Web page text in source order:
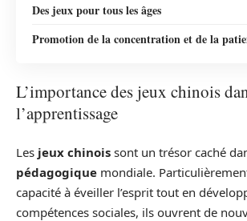
Des jeux pour tous les âges
Promotion de la concentration et de la
L’importance des jeux chinois
l’apprentissage
Les jeux chinois sont un trésor caché
pédagogique mondiale.
capacité à éveiller l’esprit tout en
compétences sociales, ils ouvrent de